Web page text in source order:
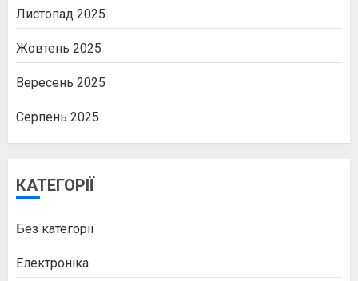
Листопад 2025
Жовтень 2025
Вересень 2025
Серпень 2025
КАТЕГОРІЇ
Без категорії
Електроніка